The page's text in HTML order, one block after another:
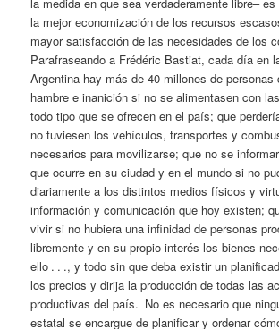
la mejor economización de los recursos
mayor satisfacción de las necesidades de los
Parafraseando a Frédéric Bastiat, cada día en
Argentina hay más de 40 millones de personas
hambre e inanición si no se alimentasen con
todo tipo que se ofrecen en el país; que
no tuviesen los vehículos, transportes y
necesarios para movilizarse; que no se
que ocurre en su ciudad y en el mundo si no
diariamente a los distintos medios físicos y
información y comunicación que hoy existen;
vivir si no hubiera una infinidad de personas
libremente y en su propio interés los bienes
ello . . ., y todo sin que deba existir un
los precios y dirija la producción de todas las
productivas del país. No es necesario que
estatal se encargue de planificar y ordenar